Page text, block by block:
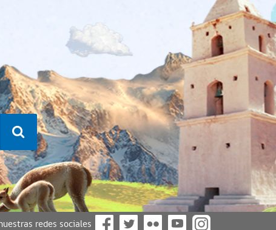
redes sociales